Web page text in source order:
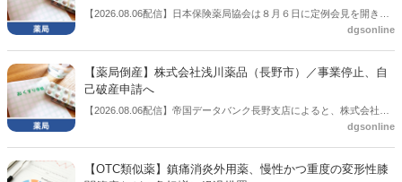
【2026.08.06配信】日本保険薬局協会は８月６日に定例会見を開き、
「穿刺血を用いる検査薬のOTC化等に関する要望書」を厚生労働省 医
dgsonline
【薬局倒産】株式会社浅川薬品（長野市）／事業停止、自
己破産申請へ
【2026.08.06配信】帝国データバンク長野支店によると、株式会社浅
川薬品（長野市）は7月31日に事業を停止し、自己破産申請の準備に
dgsonline
【OTC類似薬】鎮痛消炎外用薬、慢性かつ重度の変形性膝